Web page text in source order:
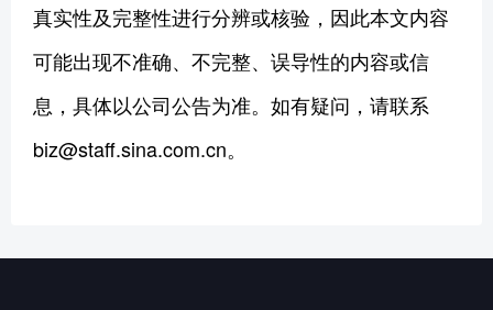
真实性及完整性进行分辨或核验，因此本文内容
可能出现不准确、不完整、误导性的内容或信
息，具体以公司公告为准。如有疑问，请联系
biz@staff.sina.com.cn。